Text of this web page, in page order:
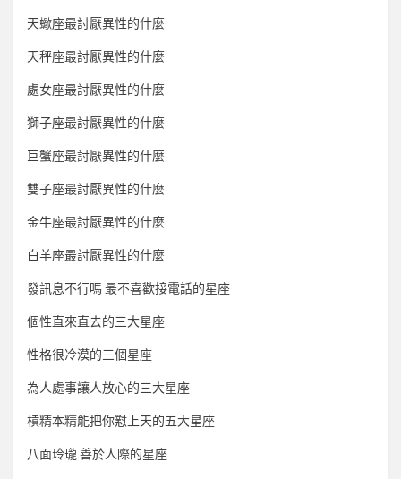
天蠍座最討厭異性的什麼
天秤座最討厭異性的什麼
處女座最討厭異性的什麼
獅子座最討厭異性的什麼
巨蟹座最討厭異性的什麼
雙子座最討厭異性的什麼
金牛座最討厭異性的什麼
白羊座最討厭異性的什麼
發訊息不行嗎 最不喜歡接電話的星座
個性直來直去的三大星座
性格很冷漠的三個星座
為人處事讓人放心的三大星座
槓精本精能把你懟上天的五大星座
八面玲瓏 善於人際的星座